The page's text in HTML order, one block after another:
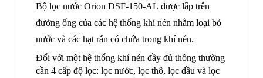
Bộ lọc nước Orion DSF-150-AL được lắp trên
đường ống của các hệ thống khí nén nhằm loại bỏ
nước và các hạt rắn có chứa trong khí nén.
Đối với một hệ thống khí nén đầy đủ thông thường
cần 4 cấp độ lọc: lọc nước, lọc thô, lọc dầu và lọc